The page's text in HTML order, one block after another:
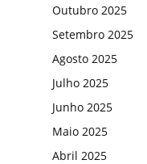
Outubro 2025
Setembro 2025
Agosto 2025
Julho 2025
Junho 2025
Maio 2025
Abril 2025